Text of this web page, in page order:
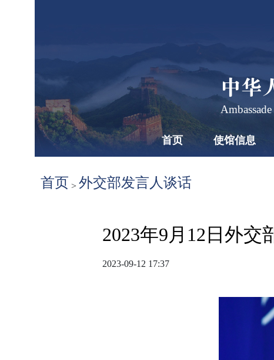
中华
首页 使馆信息
首页 > 外交部发言人谈话
2023年9月12日外
2023-09-12 17:37